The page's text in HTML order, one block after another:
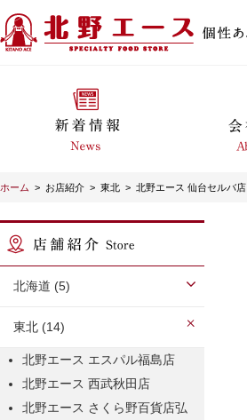
ホーム > お店紹介 > 東北 > 北野エース 仙台セルバ店
北海道 (5)
東北 (14)
北野エース エスパル福島店
北野エース 西武秋田店
北野エース さくら野百貨店弘